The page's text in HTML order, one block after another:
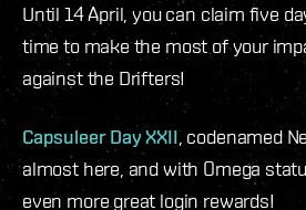
Until 14 April, you can claim five
time to make the most of your
against the Drifters!
Capsuleer Day XXII, codenamed
almost here, and with Omega
even more great login rewards!